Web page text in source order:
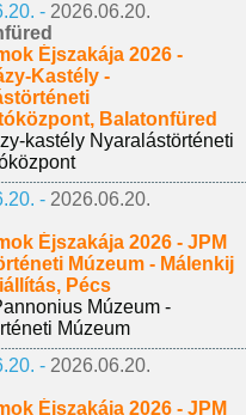
- 2026.06.20.
Éjszakája 2026 -
Kastély -
Balatonfüred
kastély Nyaralástörténeti
- 2026.06.20.
Éjszakája 2026 - JPM
Múzeum - Málenkij
Pécs
Múzeum -
Múzeum
- 2026.06.20.
Éjszakája 2026 - JPM